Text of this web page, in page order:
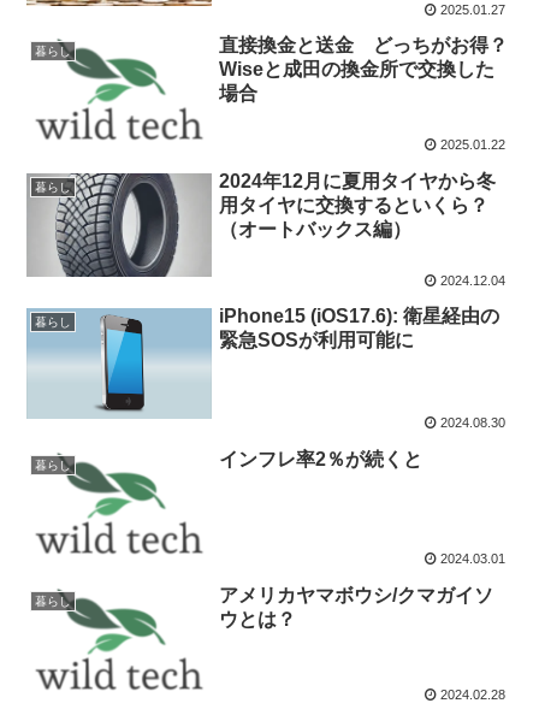
2025.01.27
暮らし
直接換金と送金 どっちがお得？
Wiseと成田の換金所で交換した
場合
2025.01.22
暮らし
2024年12月に夏用タイヤから冬
用タイヤに交換するといくら？
（オートバックス編）
2024.12.04
暮らし
iPhone15 (iOS17.6): 衛星経由の
緊急SOSが利用可能に
2024.08.30
暮らし インフレ率2％が続くと
2024.03.01
暮らし
アメリカヤマボウシ/クマガイソ
ウとは？
2024.02.28